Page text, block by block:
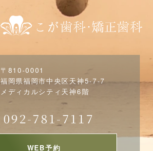
〒810-0001
福岡県福岡市中央区天神5-7-7
メディカルシティ天神6階
092-781-7117
WEB予約